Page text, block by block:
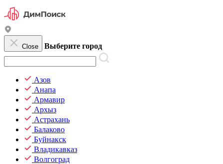
Close Выберите город
Азов
Анапа
Армавир
Архыз
Астрахань
Балаково
Буйнакск
Владикавказ
Волгоград